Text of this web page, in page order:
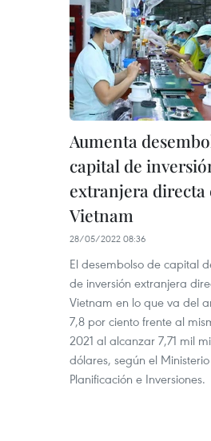
Aumenta
capital de
extranjera directa
Vietnam
28/05/2022 08:36
El desembolso de capital
de inversión extranjera
Vietnam en lo que va del
7,8 por ciento frente al
2021 al alcanzar 7,71 mil
dólares, según el
Planificación e Inversiones.